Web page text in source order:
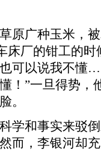
原广种玉米，
床厂的钳工的
可以说我不
！”一旦得势，
。
学和事实来驳
而，李银河却